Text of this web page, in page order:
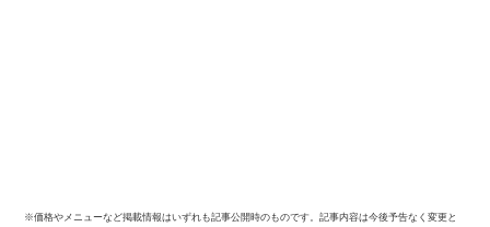
※価格やメニューなど掲載情報はいずれも記事公開時のものです。記事内容は今後予告なく変更と